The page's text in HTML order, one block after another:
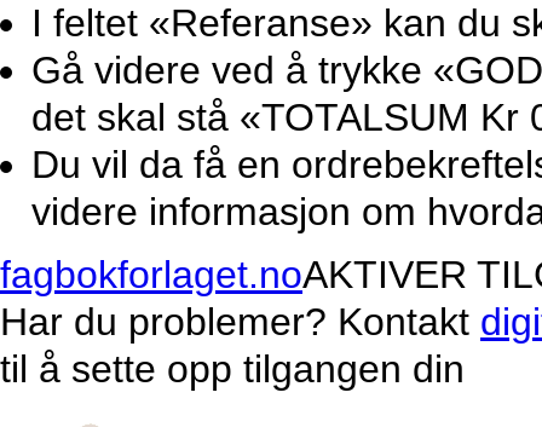
I feltet «Referanse» kan du
Gå videre ved å trykke
det skal stå «TOTALSUM Kr
Du vil da få en
videre informasjon om
fagbokforlaget.noAKTIVER
Har du problemer? Kontakt
til å sette opp tilgangen din